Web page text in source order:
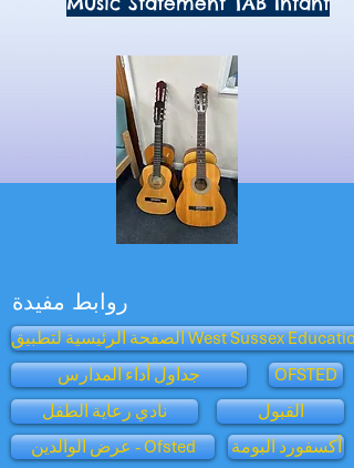
روابط مفيدة
الصفحة الرئيسية لتطبيق West Sussex Education
جداول أداء المدارس
OFSTED
نادي رعاية الطفل
عرض الوالدين - Ofsted
القبول
أكسفورد البومة